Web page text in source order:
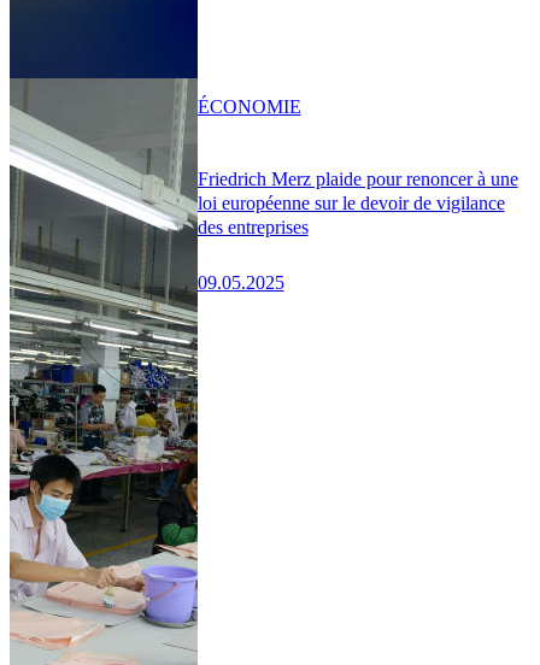
Friedrich Merz plaide pour renoncer à une
loi européenne sur le devoir de vigilance
des entreprises
09.05.2025
ÉCONOMIE